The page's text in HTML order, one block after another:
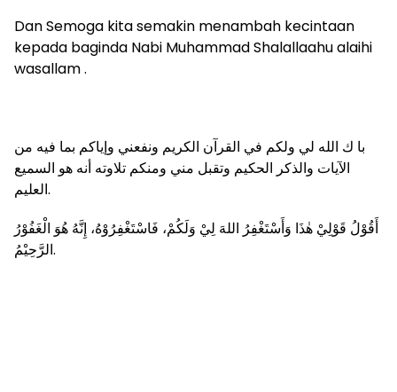
Dan Semoga kita semakin menambah kecintaan
kepada baginda Nabi Muhammad Shalallaahu alaihi
wasallam .
با ك الله لي ولكم في القرآن الكريم ونفعني وإياكم بما فيه من
الآيات والذكر الحكيم وتقبل مني ومنكم تلاوته أنه هو السميع
العليم.
أَقُوْلُ قَوْلِيْ هٰذَا وَأَسْتَغْفِرُ اللهَ لِيْ وَلَكُمْ، فَاسْتَغْفِرُوْهُ، إِنَّهُ هُوَ الْغَفُوْرُ
الرَّحِيْمُ.